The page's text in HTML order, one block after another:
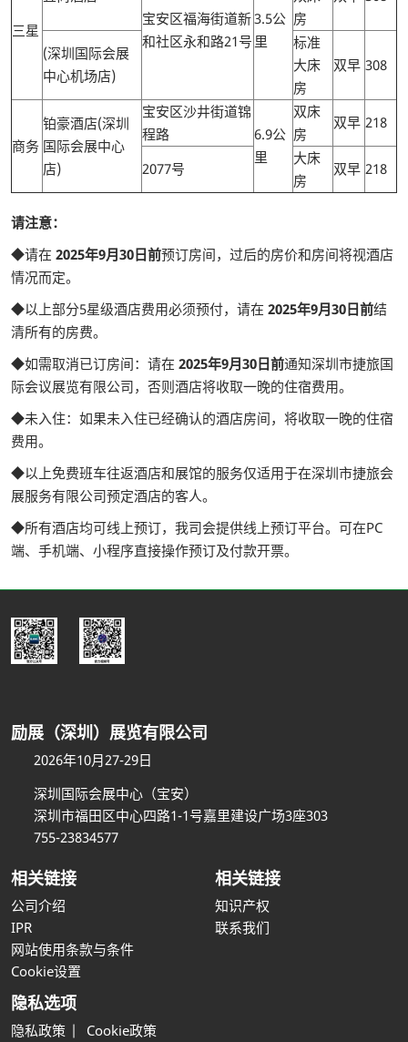
三星
宝安区福海街道新
和社区永和路21号
3.5公
里
房
(深圳国际会展
中心机场店)
标准
大床
房
双早 308
商务
铂豪酒店(深圳
国际会展中心
店)
宝安区沙井街道锦
程路
6.9公
里
双床
房
双早 218
2077号
大床
房
双早 218
请注意：
◆请在 2025年9月30日前预订房间，过后的房价和房间将视酒店
情况而定。
◆以上部分5星级酒店费用必须预付，请在 2025年9月30日前结
清所有的房费。
◆如需取消已订房间：请在 2025年9月30日前通知深圳市捷旅国
际会议展览有限公司，否则酒店将收取一晚的住宿费用。
◆未入住：如果未入住已经确认的酒店房间，将收取一晚的住宿
费用。
◆以上免费班车往返酒店和展馆的服务仅适用于在深圳市捷旅会
展服务有限公司预定酒店的客人。
◆所有酒店均可线上预订，我司会提供线上预订平台。可在PC
端、手机端、小程序直接操作预订及付款开票。
励展（深圳）展览有限公司
2026年10月27-29日
深圳国际会展中心（宝安）
深圳市福田区中心四路1-1号嘉里建设广场3座303
755-23834577
相关链接
公司介绍
IPR
网站使用条款与条件
Cookie设置
相关链接
知识产权
联系我们
隐私选项
隐私政策 Cookie政策